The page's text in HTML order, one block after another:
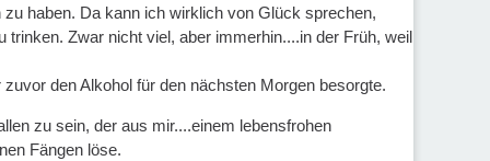
haben. Da kann ich wirklich von Glück sprechen,
Zwar nicht viel, aber immerhin....in der Früh, weil
den Alkohol für den nächsten Morgen besorgte.
zu sein, der aus mir....einem lebensfrohen
Fängen löse.